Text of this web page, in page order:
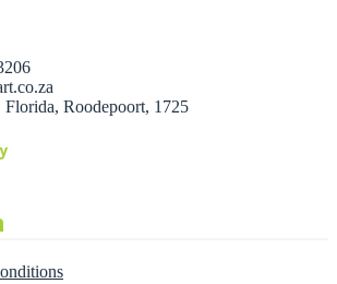
Roodepoort, 1725